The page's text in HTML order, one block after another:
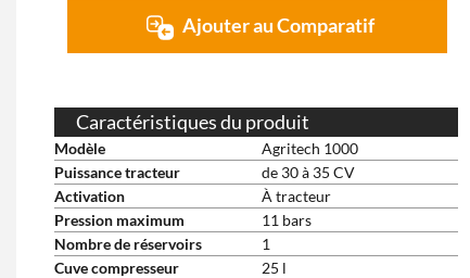
Ajouter au Comparatif
Caractéristiques du produit
Modèle
Agritech 1000
Puissance tracteur
de 30 à 35 CV
Activation
À tracteur
Pression maximum
11 bars
Nombre de réservoirs
1
Cuve compresseur
25 l